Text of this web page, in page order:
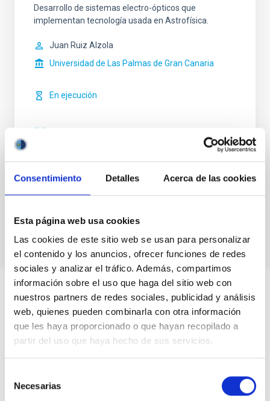
Consentimiento Detalles Acerca de las cookies
Esta página web usa cookies
Las cookies de este sitio web se usan para personalizar
el contenido y los anuncios, ofrecer funciones de redes
sociales y analizar el tráfico. Además, compartimos
información sobre el uso que haga del sitio web con
nuestros partners de redes sociales, publicidad y análisis
web, quienes pueden combinarla con otra información
que les haya proporcionado o que hayan recopilado a
partir del uso que haya hecho de sus servicios.
Necesarias
Desarrollo de sistemas electro-ópticos que
implementan tecnología usada en Astrofísica.
Juan Ruiz Alzola
Universidad de Las Palmas de Gran Canaria
En ejecución